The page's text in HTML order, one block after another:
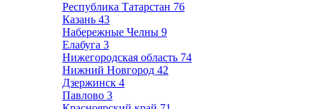
Республика Татарстан 76
Казань 43
Набережные Челны 9
Елабуга 3
Нижегородская область 74
Нижний Новгород 42
Дзержинск 4
Павлово 3